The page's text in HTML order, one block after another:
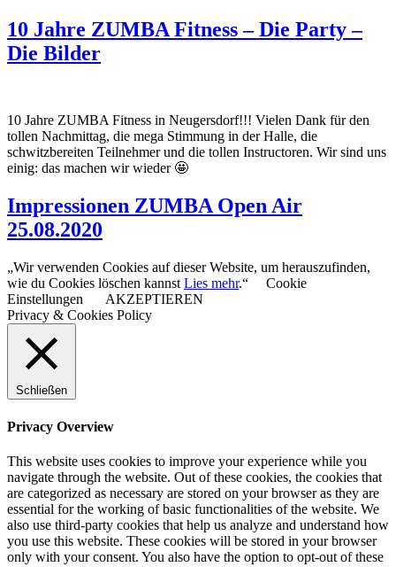
10 Jahre ZUMBA Fitness – Die Party –
Die Bilder
10 Jahre ZUMBA Fitness in Neugersdorf!!! Vielen Dank für den
tollen Nachmittag, die mega Stimmung in der Halle, die
schwitzbereiten Teilnehmer und die tollen Instructoren. Wir sind uns
einig: das machen wir wieder 🤩
Impressionen ZUMBA Open Air
25.08.2020
„Wir verwenden Cookies auf dieser Website, um herauszufinden,
wie du Cookies löschen kannst Lies mehr.“
Cookie
Einstellungen
AKZEPTIEREN
Privacy & Cookies Policy
Schließen
Privacy Overview
This website uses cookies to improve your experience while you
navigate through the website. Out of these cookies, the cookies that
are categorized as necessary are stored on your browser as they are
essential for the working of basic functionalities of the website. We
also use third-party cookies that help us analyze and understand how
you use this website. These cookies will be stored in your browser
only with your consent. You also have the option to opt-out of these